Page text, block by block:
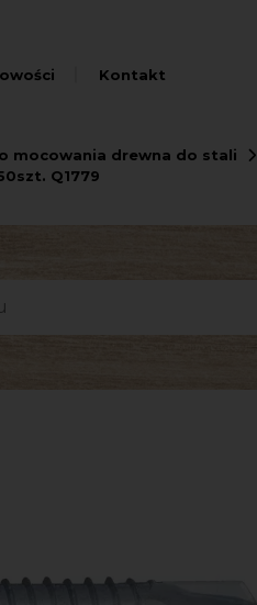
Kontakt
mocowania drewna do stali
Q1779